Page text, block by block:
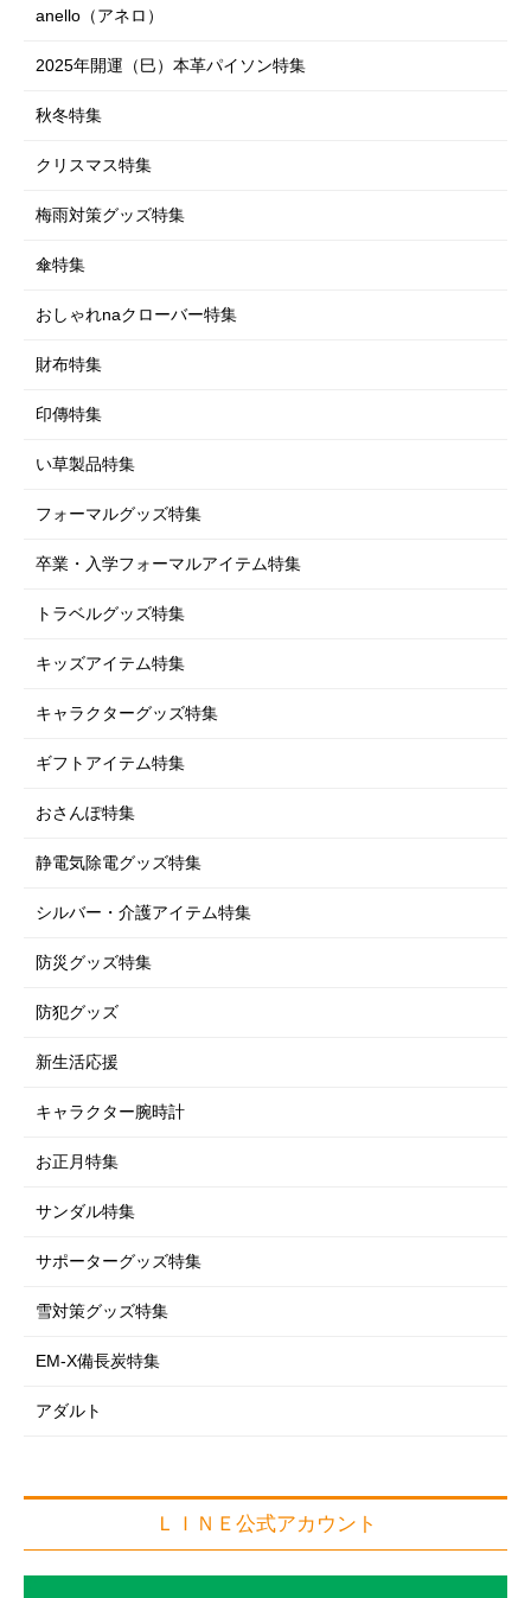
ルームウェア
シューズ（室内・室外）
下着・肌着・ソックス
寝具類
ペットグッズ特集
車・自転車用品
仏壇・仏具・お墓
ラグ・マット類
スマートフォングッズ
フットケア
コスメ・メイク用品
ダイエット
エクササイズ・ストレッチ
EM-X 備長炭
衛生用品
anello（アネロ）
2025年開運（巳）本革パイソン特集
秋冬特集
クリスマス特集
梅雨対策グッズ特集
傘特集
おしゃれnaクローバー特集
財布特集
印傳特集
い草製品特集
フォーマルグッズ特集
卒業・入学フォーマルアイテム特集
トラベルグッズ特集
キッズアイテム特集
キャラクターグッズ特集
ギフトアイテム特集
おさんぽ特集
静電気除電グッズ特集
シルバー・介護アイテム特集
防災グッズ特集
防犯グッズ
新生活応援
キャラクター腕時計
お正月特集
サンダル特集
サポーターグッズ特集
雪対策グッズ特集
EM-X備長炭特集
アダルト
ＬＩＮＥ公式アカウント